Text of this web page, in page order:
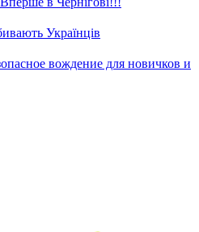
Українців
вождение для новичков и